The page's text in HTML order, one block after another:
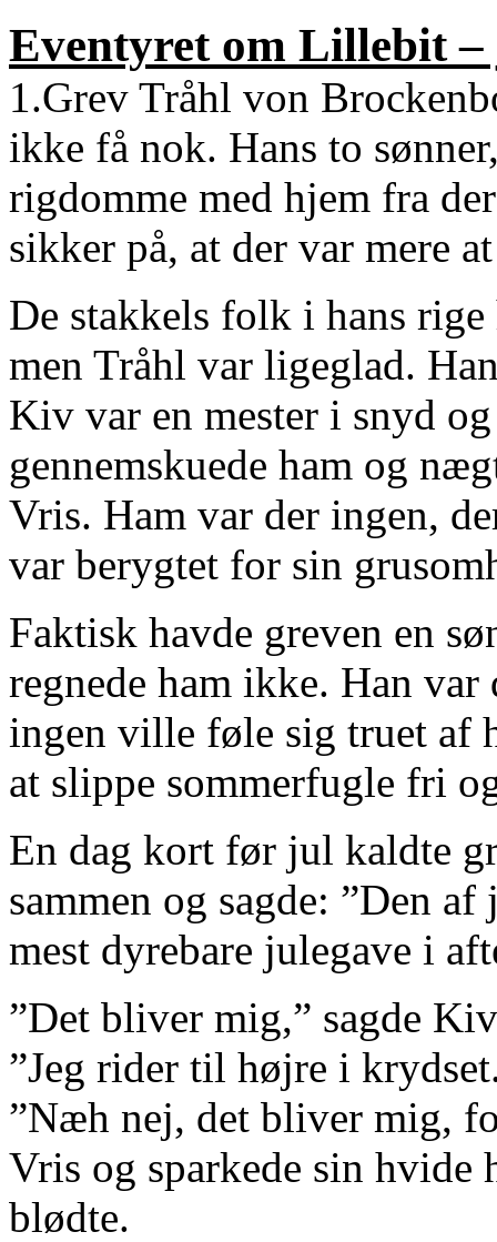
Eventyret om Lillebit –
1.Grev Tråhl von
ikke få nok. Hans to
rigdomme med hjem fra
sikker på, at der var mere
De stakkels folk i hans
men Tråhl var ligeglad.
Kiv var en mester i snyd
gennemskuede ham og
Vris. Ham var der ingen,
var berygtet for sin
Faktisk havde greven en
regnede ham ikke. Han
ingen ville føle sig truet af
at slippe sommerfugle fri
En dag kort før jul kaldte
sammen og sagde: ”Den
mest dyrebare julegave i
”Det bliver mig,” sagde
”Jeg rider til højre i
”Næh nej, det bliver mig,
Vris og sparkede sin hvide
blødte.